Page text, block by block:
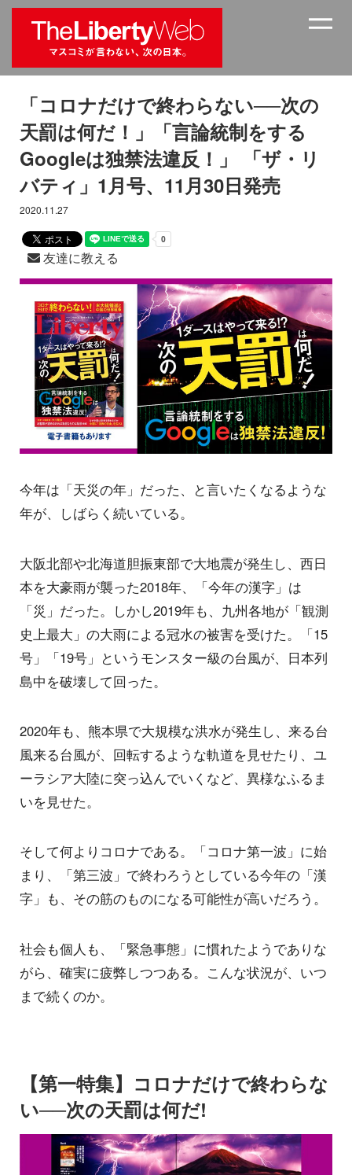
「コロナだけで終わらない──次の
天罰は何だ！」「言論統制をする
Googleは独禁法違反！」 「ザ・リ
バティ」1月号、11月30日発売
2020.11.27
友達に教える
今年は「天災の年」だった、と言いたくなるような
年が、しばらく続いている。
大阪北部や北海道胆振東部で大地震が発生し、西日
本を大豪雨が襲った2018年、「今年の漢字」は
「災」だった。しかし2019年も、九州各地が「観測
史上最大」の大雨による冠水の被害を受けた。「15
号」「19号」というモンスター級の台風が、日本列
島中を破壊して回った。
2020年も、熊本県で大規模な洪水が発生し、来る台
風来る台風が、回転するような軌道を見せたり、ユ
ーラシア大陸に突っ込んでいくなど、異様なふるま
いを見せた。
そして何よりコロナである。「コロナ第一波」に始
まり、「第三波」で終わろうとしている今年の「漢
字」も、その筋のものになる可能性が高いだろう。
社会も個人も、「緊急事態」に慣れたようでありな
がら、確実に疲弊しつつある。こんな状況が、いつ
まで続くのか。
【第一特集】コロナだけで終わらな
い──次の天罰は何だ!